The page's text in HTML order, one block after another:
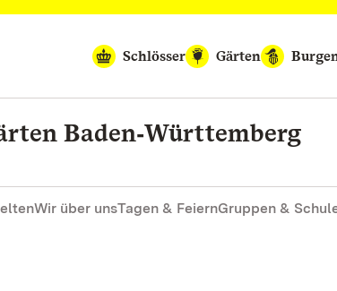
Schlösser
Gärten
Baden‑Württemberg
Wir über unsTagen & FeiernGruppen &